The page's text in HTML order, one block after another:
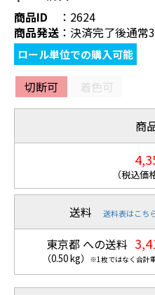
商品ID ： 2624
商品発送 ： 決済完了後通常
ロール単位での購入可能
切断可 着色可
商
（税込価
送料 送料表はこち
東京都 への送料
（0.50kg） ※1枚ではなく合計